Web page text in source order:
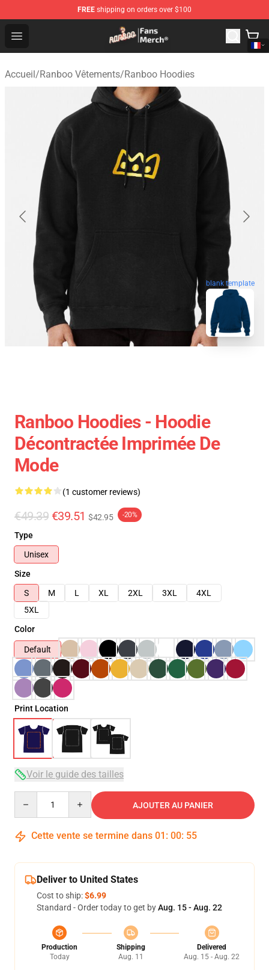
FREE shipping on orders over $100
Open menu
Ranboo Store - Official Ranboo Merchandise Shop
Accueil/Ranboo Vêtements/Ranboo Hoodies
blank template
Ranboo Hoodies - Hoodie
Décontractée Imprimée De
Mode
(1 customer reviews)
€49.39 €39.51 $42.95 -20%
Type
Unisex
Size
S
M L XL 2XL 3XL
4XL
5XL
Color
Default
Print Location
Voir le guide des tailles
AJOUTER AU PANIER
Cette vente se termine dans 01 : 00: 54
Deliver to United States
Cost to ship:$6.99
Standard - Order today to get byAug. 15 - Aug. 22
Production
Today
Shipping
Aug. 11
Delivered
Aug. 15 - Aug. 22